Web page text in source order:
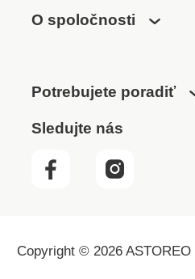
O spoločnosti
Potrebujete poradiť
Sledujte nás
Copyright © 2026 ASTOREO